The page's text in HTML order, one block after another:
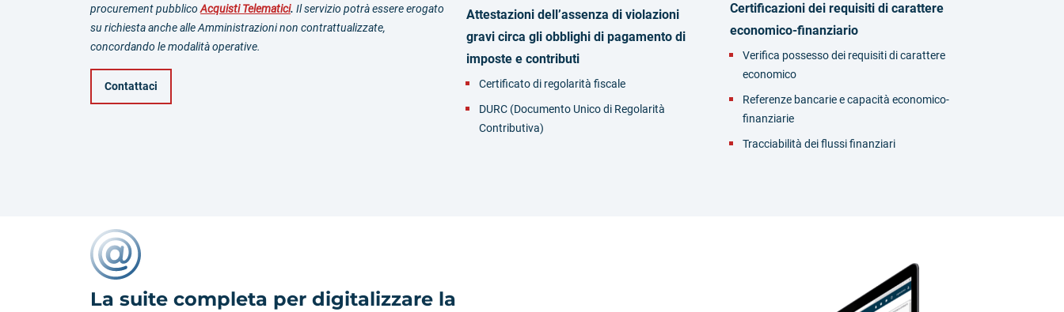
procurement pubblicoAcquisti Telematici. Il servizio potrà essere erogato
su richiesta anche alle Amministrazioni non contrattualizzate,
concordando le modalità operative.
Contattaci
Attestazioni dell’assenza di violazioni
gravi circa gli obblighi di pagamento di
imposte e contributi
Certificato di regolarità fiscale
DURC (Documento Unico di Regolarità
Contributiva)
Certificazioni dei requisiti di carattere
economico-finanziario
Verifica possesso dei requisiti di carattere
economico
Referenze bancarie e capacità economico-
finanziarie
Tracciabilità dei flussi finanziari
La suite completa per digitalizzare la